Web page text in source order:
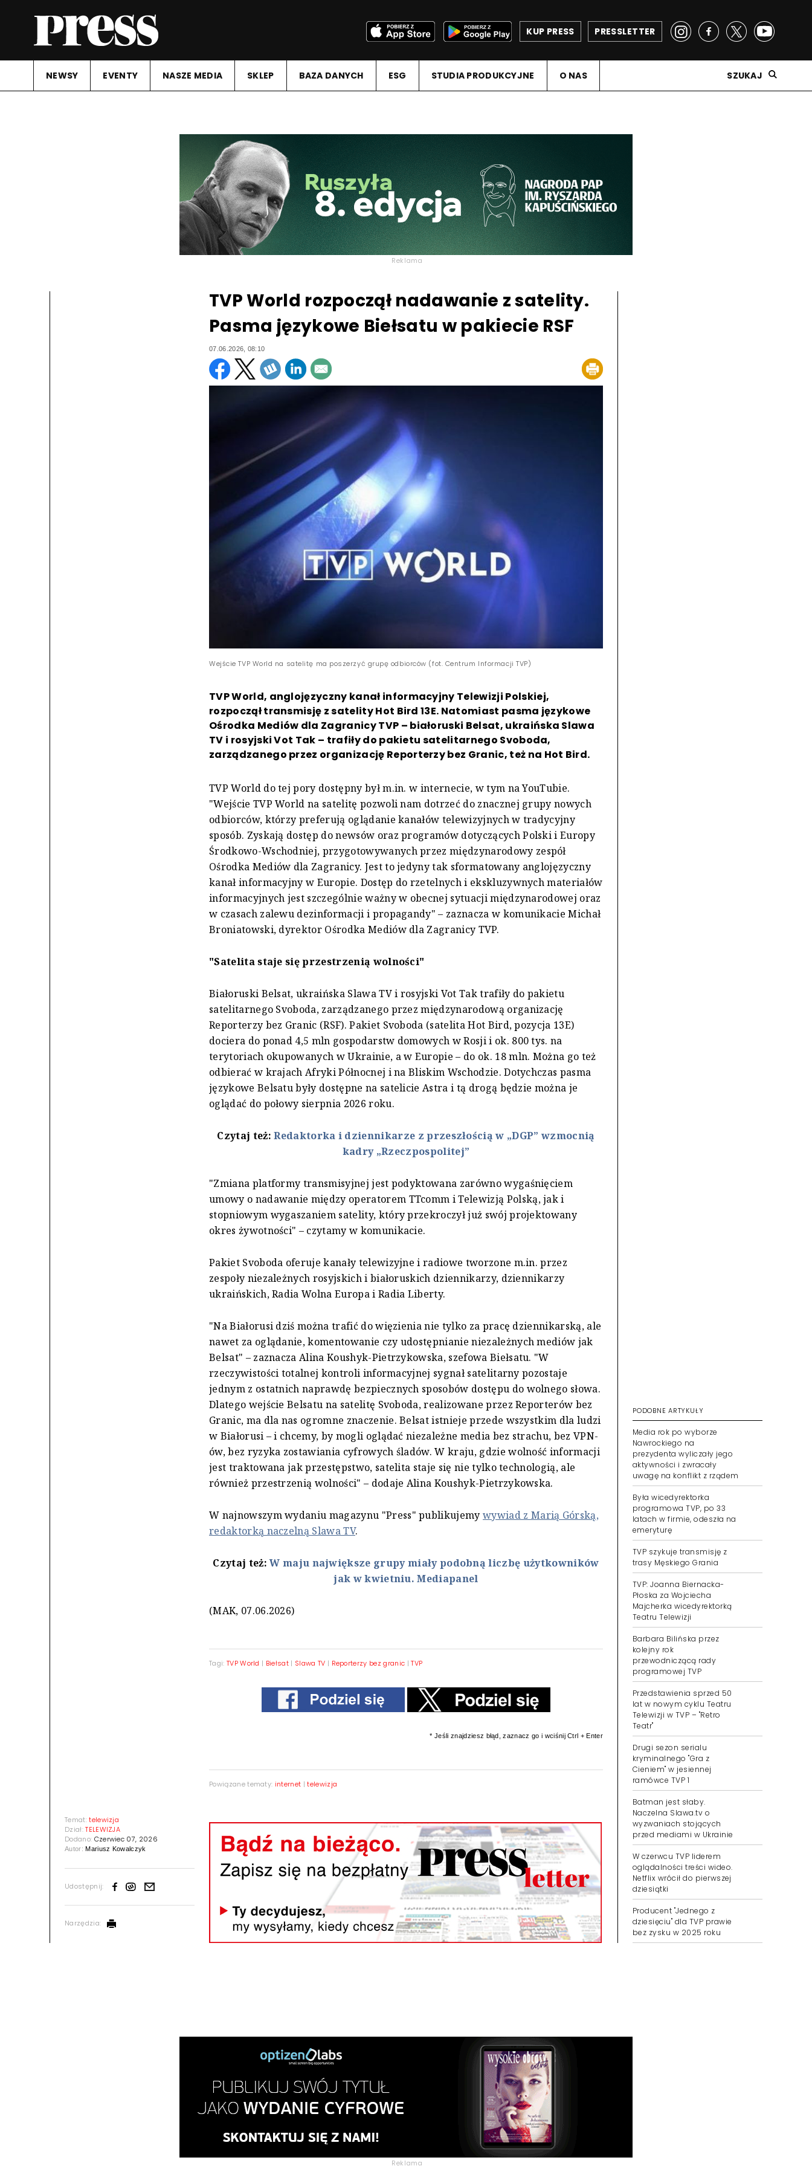
PRESSLETTER
KUP PRESS
NEWSY EVENTY NASZE MEDIA SKLEP BAZA DANYCH ESG STUDIA PRODUKCYJNE O NAS SZUKAJ
Reklama
Temat:telewizja
Dział:TELEWIZJA
Dodano: Czerwiec 07, 2026
Autor:Mariusz Kowalczyk
Udostępnij:
Narzędzia:
TVP World rozpoczął nadawanie z satelity.
Pasma językowe Biełsatu w pakiecie RSF
07.06.2026, 08:10
Wejście TVP World na satelitę ma poszerzyć grupę odbiorców (fot. Centrum Informacji TVP)
TVP World, anglojęzyczny kanał informacyjny Telewizji Polskiej,
rozpoczął transmisję z satelity Hot Bird 13E. Natomiast pasma językowe
Ośrodka Mediów dla Zagranicy TVP – białoruski Belsat, ukraińska Slawa
TV i rosyjski Vot Tak – trafiły do pakietu satelitarnego Svoboda,
zarządzanego przez organizację Reporterzy bez Granic, też na Hot Bird.
TVP World do tej pory dostępny był m.in. w internecie, w tym na YouTubie.
"Wejście TVP World na satelitę pozwoli nam dotrzeć do znacznej grupy nowych
odbiorców, którzy preferują oglądanie kanałów telewizyjnych w tradycyjny
sposób. Zyskają dostęp do newsów oraz programów dotyczących Polski i Europy
Środkowo-Wschodniej, przygotowywanych przez międzynarodowy zespół
Ośrodka Mediów dla Zagranicy. Jest to jedyny tak sformatowany anglojęzyczny
kanał informacyjny w Europie. Dostęp do rzetelnych i ekskluzywnych materiałów
informacyjnych jest szczególnie ważny w obecnej sytuacji międzynarodowej oraz
w czasach zalewu dezinformacji i propagandy" – zaznacza w komunikacie Michał
Broniatowski, dyrektor Ośrodka Mediów dla Zagranicy TVP.
"Satelita staje się przestrzenią wolności"
Białoruski Belsat, ukraińska Slawa TV i rosyjski Vot Tak trafiły do pakietu
satelitarnego Svoboda, zarządzanego przez międzynarodową organizację
Reporterzy bez Granic (RSF). Pakiet Svoboda (satelita Hot Bird, pozycja 13E)
dociera do ponad 4,5 mln gospodarstw domowych w Rosji i ok. 800 tys. na
terytoriach okupowanych w Ukrainie, a w Europie – do ok. 18 mln. Można go też
odbierać w krajach Afryki Północnej i na Bliskim Wschodzie. Dotychczas pasma
językowe Belsatu były dostępne na satelicie Astra i tą drogą będzie można je
oglądać do połowy sierpnia 2026 roku.
Czytaj też:Redaktorka i dziennikarze z przeszłością w „DGP” wzmocnią
kadry „Rzeczpospolitej”
"Zmiana platformy transmisyjnej jest podyktowana zarówno wygaśnięciem
umowy o nadawanie między operatorem TTcomm i Telewizją Polską, jak i
stopniowym wygaszaniem satelity, który przekroczył już swój projektowany
okres żywotności" – czytamy w komunikacie.
Pakiet Svoboda oferuje kanały telewizyjne i radiowe tworzone m.in. przez
zespoły niezależnych rosyjskich i białoruskich dziennikarzy, dziennikarzy
ukraińskich, Radia Wolna Europa i Radia Liberty.
"Na Białorusi dziś można trafić do więzienia nie tylko za pracę dziennikarską, ale
nawet za oglądanie, komentowanie czy udostępnianie niezależnych mediów jak
Belsat" – zaznacza Alina Koushyk-Pietrzykowska, szefowa Biełsatu. "W
rzeczywistości totalnej kontroli informacyjnej sygnał satelitarny pozostaje
jednym z ostatnich naprawdę bezpiecznych sposobów dostępu do wolnego słowa.
Dlatego wejście Belsatu na satelitę Svoboda, realizowane przez Reporterów bez
Granic, ma dla nas ogromne znaczenie. Belsat istnieje przede wszystkim dla ludzi
w Białorusi – i chcemy, by mogli oglądać niezależne media bez strachu, bez VPN-
ów, bez ryzyka zostawiania cyfrowych śladów. W kraju, gdzie wolność informacji
jest traktowana jak przestępstwo, satelita staje się nie tylko technologią, ale
również przestrzenią wolności" – dodaje Alina Koushyk-Pietrzykowska.
W najnowszym wydaniu magazynu "Press" publikujemywywiad z Marią Górską,
redaktorką naczelną Slawa TV.
Czytaj też:W maju największe grupy miały podobną liczbę użytkowników
jak w kwietniu. Mediapanel
(MAK, 07.06.2026)
Tagi: TVP World | Biełsat | Slawa TV | Reporterzy bez granic |TVP
* Jeśli znajdziesz błąd, zaznacz go i wciśnij Ctrl + Enter
Powiązane tematy: internet |telewizja
PODOBNE ARTYKUŁY
Media rok po wyborze
Nawrockiego na
prezydenta wyliczały jego
aktywności i zwracały
uwagę na konflikt z rządem
Była wicedyrektorka
programowa TVP, po 33
latach w firmie, odeszła na
emeryturę
TVP szykuje transmisję z
trasy Męskiego Grania
TVP: Joanna Biernacka-
Płoska za Wojciecha
Majcherka wicedyrektorką
Teatru Telewizji
Barbara Bilińska przez
kolejny rok
przewodniczącą rady
programowej TVP
Przedstawienia sprzed 50
lat w nowym cyklu Teatru
Telewizji w TVP – "Retro
Teatr"
Drugi sezon serialu
kryminalnego "Gra z
Cieniem" w jesiennej
ramówce TVP 1
Batman jest słaby.
Naczelna Slawa.tv o
wyzwaniach stojących
przed mediami w Ukrainie
W czerwcu TVP liderem
oglądalności treści wideo.
Netflix wrócił do pierwszej
dziesiątki
Producent "Jednego z
dziesięciu" dla TVP prawie
bez zysku w 2025 roku
Reklama